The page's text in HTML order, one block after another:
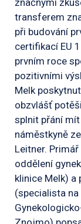
transferem
při budování
certifikací EU
prvním roce
pozitivními
Melk
obzvlášť
splnit přání
náměstkyně
Leitner.
oddělení
klinice Melk) a
(specialista